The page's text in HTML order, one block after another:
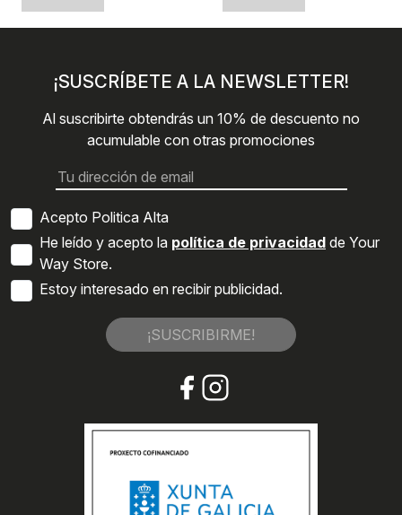
¡SUSCRÍBETE A LA NEWSLETTER!
Al suscribirte obtendrás un 10% de descuento no
acumulable con otras promociones
Acepto Politica Alta
He leído y acepto la política de privacidad de Your
Way Store.
Estoy interesado en recibir publicidad.
¡SUSCRIBIRME!